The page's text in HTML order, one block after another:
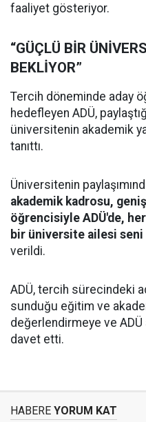
faaliyet gösteriyor.
“GÜÇLÜ BİR
BEKLİYOR”
Tercih döneminde aday
hedefleyen ADÜ,
üniversitenin akademik
tanıttı.
Üniversitenin
akademik kadrosu,
öğrencisiyle ADÜ'de,
bir üniversite ailesi seni
verildi.
ADÜ, tercih sürecindeki
sunduğu eğitim ve
değerlendirmeye ve
davet etti.
HABERE YORUM KAT